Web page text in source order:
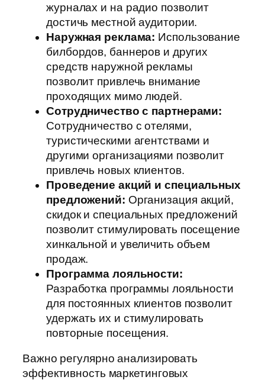
журналах и на радио позволит
достичь местной аудитории.
Наружная реклама: Использование
билбордов, баннеров и других
средств наружной рекламы
позволит привлечь внимание
проходящих мимо людей.
Сотрудничество с партнерами:
Сотрудничество с отелями,
туристическими агентствами и
другими организациями позволит
привлечь новых клиентов.
Проведение акций и специальных
предложений: Организация акций,
скидок и специальных предложений
позволит стимулировать посещение
хинкальной и увеличить объем
продаж.
Программа лояльности:
Разработка программы лояльности
для постоянных клиентов позволит
удержать их и стимулировать
повторные посещения.
Важно регулярно анализировать
эффективность маркетинговых